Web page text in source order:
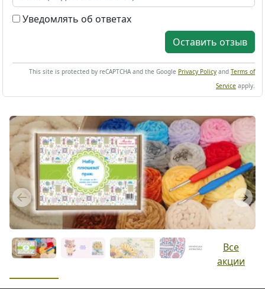
Уведомлять об ответах
Оставить отзыв
This site is protected by reCAPTCHA and the Google Privacy Policy and Terms of
Service apply.
Previous Next
Все
акции